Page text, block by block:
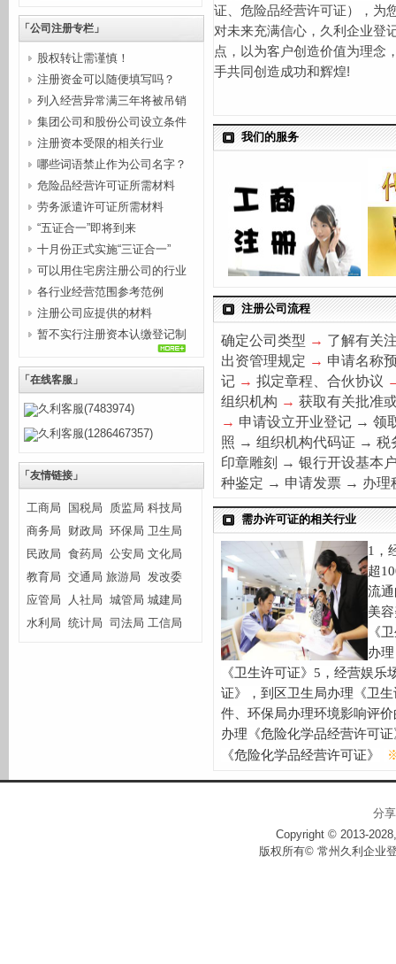
「公司注册专栏」
股权转让需谨慎！
注册资金可以随便填写吗？
列入经营异常满三年将被吊销
营业...
集团公司和股份公司设立条件
注册资本受限的相关行业
哪些词语禁止作为公司名字？
危险品经营许可证所需材料
劳务派遣许可证所需材料
“五证合一”即将到来
十月份正式实施“三证合一”
可以用住宅房注册公司的行业
各行业经营范围参考范例
注册公司应提供的材料
暂不实行注册资本认缴登记制
「在线客服」
久利客服(7483974)
久利客服(1286467357)
「友情链接」
工商局 国税局 质监局 科技局
商务局
财政局 环保局 卫生局
民政局 食药局 公安局 文化局
教育局 交通局 旅游局 发改委
应管局
人社局 城管局 城建局
水利局 统计局 司法局 工信局
证、危险品经营许可证），为
对未来充满信心，久利企业登
点，以为客户创造价值为理念
手共同创造成功和辉煌!
我们的服务
注册公司流程
确定公司类型 → 了解有关
出资管理规定 → 申请名称
记 → 拟定章程、合伙协议
组织机构 → 获取有关批准
→ 申请设立开业登记 → 领
照 → 组织机构代码证 → 税
印章雕刻 → 银行开设基本
种鉴定 → 申请发票 → 办理
需办许可证的相关行业
1 ，
超
流
美
《
办
《卫生许可证》 5 ，经营娱乐
证》，到区卫生局办理《卫
件、环保局办理环境影响评
办理《危险化学品经营许可证
《危险化学品经营许可证》
分
Copyright © 2013-
版权所有© 常州久利企业